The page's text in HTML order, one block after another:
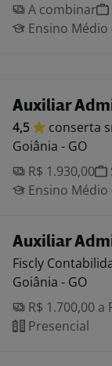
A combinar
Ensino Médio
Auxiliar
4,5 conserta
Goiânia - GO
R$ 1.930,00
Ensino Médio
Auxiliar
Fiscly
Goiânia - GO
R$ 1.700,00 a
Presencial